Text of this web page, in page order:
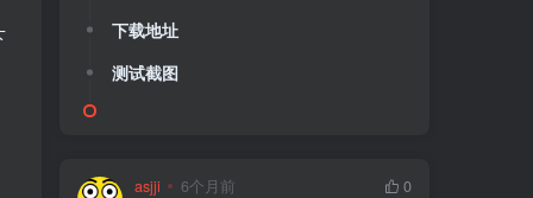
下载地址
测试截图
asjji 6个月前
0